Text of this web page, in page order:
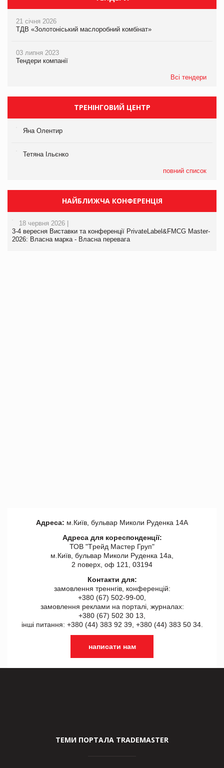
21 січня 2026
ТДВ «Золотоніський маслоробний комбінат»
03 липня 2023
Тендери компанії
Всі тендери
ТРЕНІНГОВИЙ ЦЕНТР
Яна Олентир
Тетяна Ільєнко
повний список
НАЙБЛИЖЧА КОНФЕРЕНЦІЯ
18 червня 2026 |
3-4 вересня Виставки та конференції PrivateLabel&FMCG Master-
2026: Власна марка - Власна перевага
Адреса: м.Київ, бульвар Миколи Руденка 14А
Адреса для кореспонденції:
ТОВ "Tрейд Мастер Груп"
м.Київ, бульвар Миколи Руденка 14а,
2 поверх, оф 121, 03194
Контакти для:
замовлення треннгів, конференцій:
+380 (67) 502-99-00,
замовлення реклами на порталі, журналах:
+380 (67) 502 30 13,
інші питання: +380 (44) 383 92 39, +380 (44) 383 50 34.
написати нам
ТЕМИ ПОРТАЛА TRADEMASTER